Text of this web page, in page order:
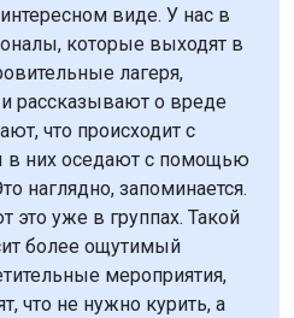
виде. У нас в
которые выходят в
лагеря,
рассказывают о вреде
что происходит с
в них оседают с помощью
наглядно, запоминается.
это уже в группах. Такой
более ощутимый
мероприятия,
что не нужно курить, а